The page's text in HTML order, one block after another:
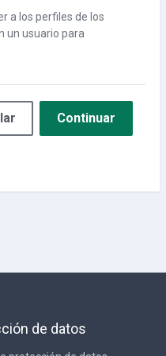
a los perfiles de los
un usuario para
Continuar
de datos